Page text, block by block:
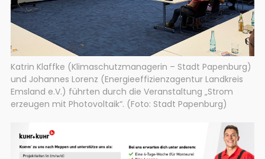
Katrin Klaffke (Klimaschutzmanagerin – Stadt Papenburg)
und Johannes Lorenz (Energieeffizienzagentur Landkreis
Emsland e.V.) führten durch die Veranstaltung „Strom
erzeugen mit Photovoltaik“. (Foto: Stadt Papenburg)